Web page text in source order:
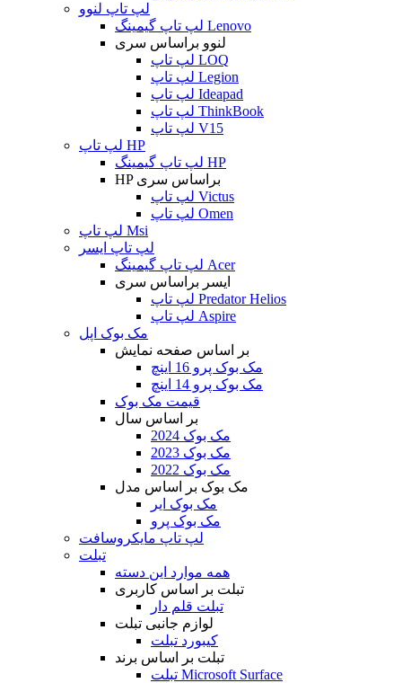
لپ تاپ لنوو
لپ تاپ گیمینگ Lenovo
لنوو براساس سری
لپ تاپ LOQ
لپ تاپ Legion
لپ تاپ Ideapad
لپ تاپ ThinkBook
لپ تاپ V15
لپ تاپ HP
لپ تاپ گیمینگ HP
HP براساس سری
لپ تاپ Victus
لپ تاپ Omen
لپ تاپ Msi
لپ تاپ ایسر
لپ تاپ گیمینگ Acer
ایسر براساس سری
لپ تاپ Predator Helios
لپ تاپ Aspire
مک بوک اپل
بر اساس صفحه نمایش
مک بوک پرو 16 اینچ
مک بوک پرو 14 اینچ
قیمت مک بوک
بر اساس سال
مک بوک 2024
مک بوک 2023
مک بوک 2022
مک بوک بر اساس مدل
مک بوک ایر
مک بوک پرو
لپ تاپ مایکروسافت
تبلت
همه موارد این دسته
تبلت بر اساس کاربری
تبلت قلم دار
لوازم جانبی تبلت
کیبورد تبلت
تبلت بر اساس برند
تبلت Microsoft Surface